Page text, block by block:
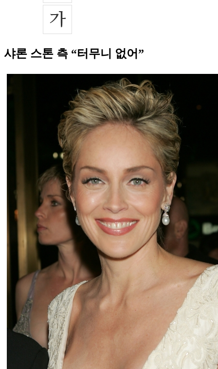
샤론 스톤 측 “터무니 없어”